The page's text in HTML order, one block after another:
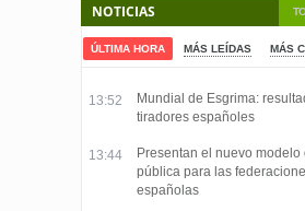
NOTICIAS
ÚLTIMA HORA MÁS LEÍDAS MÁS
13:52
Mundial de Esgrima:
tiradores españoles
13:44
Presentan el nuevo modelo
pública para las
españolas